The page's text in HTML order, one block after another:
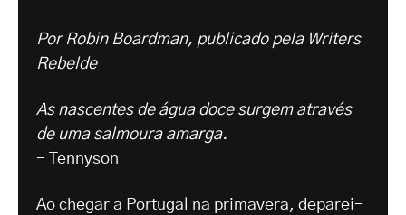
Por Robin Boardman, publicado pela Writers
Rebelde
As nascentes de água doce surgem através
de uma salmoura amarga.
- Tennyson
Ao chegar a Portugal na primavera, deparei-